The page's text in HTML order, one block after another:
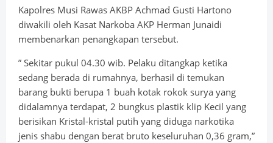
Kapolres Musi Rawas AKBP Achmad Gusti Hartono
diwakili oleh Kasat Narkoba AKP Herman Junaidi
membenarkan penangkapan tersebut.
” Sekitar pukul 04.30 wib. Pelaku ditangkap ketika
sedang berada di rumahnya, berhasil di temukan
barang bukti berupa 1 buah kotak rokok surya yang
didalamnya terdapat, 2 bungkus plastik klip Kecil yang
berisikan Kristal-kristal putih yang diduga narkotika
jenis shabu dengan berat bruto keseluruhan 0,36 gram,”